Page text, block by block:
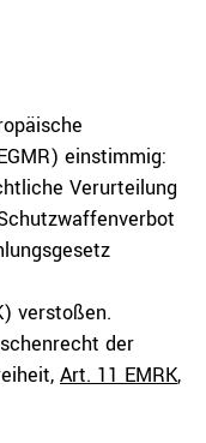
einstimmig:
Verurteilung
verstoßen.
der
Art. 11 EMRK,